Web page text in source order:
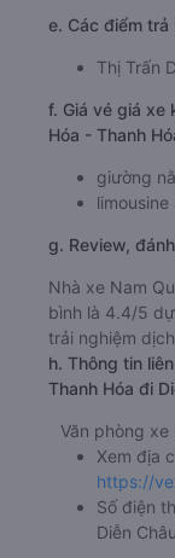
e. Các điểm trả
Thị Trấn
f. Giá vé giá xe
Hóa - Thanh
giường
g. Review,
Nhà xe Nam
bình là 4.4/5
trải nghiệm
h. Thông tin
Thanh Hóa đi
Văn phòng xe
Xem địa
https://
Số điện
Diễn